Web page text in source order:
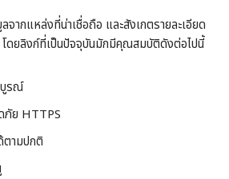
ากแหล่งที่น่าเชื่อถือ และสังเกตรายละเอียด
โดยลิงก์ที่เป็นปัจจุบันมักมีคุณสมบัติดังต่อไปนี้
บูรณ์
ภัย HTTPS
ตามปกติ